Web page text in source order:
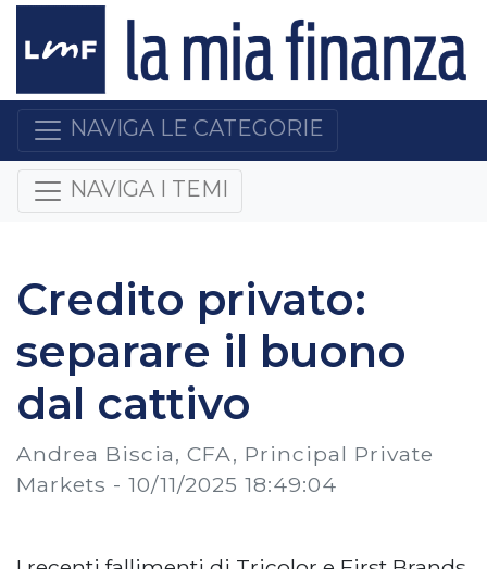
NAVIGA LE CATEGORIE
NAVIGA I TEMI
Credito privato:
separare il buono
dal cattivo
Andrea Biscia, CFA, Principal Private
Markets - 10/11/2025 18:49:04